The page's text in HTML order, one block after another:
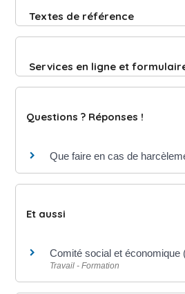
Textes de référence
Services en ligne et
Questions ? Réponses !
Que faire en cas de
Et aussi
Comité social et économique
Travail - Formation